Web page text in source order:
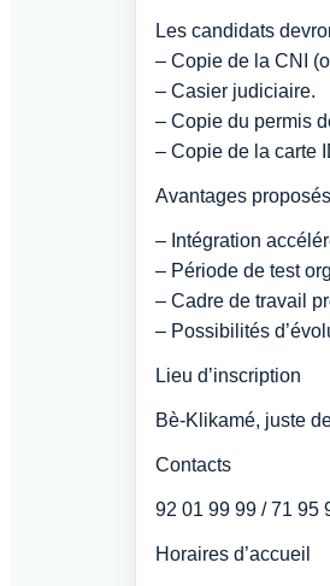
Les candidats
– Copie de la CNI
– Casier judiciaire.
– Copie du permis
– Copie de la carte
Avantages proposés
– Intégration
– Période de test
– Cadre de travail
– Possibilités
Lieu d’inscription
Bè-Klikamé, juste
Contacts
92 01 99 99 / 71 95
Horaires d’accueil